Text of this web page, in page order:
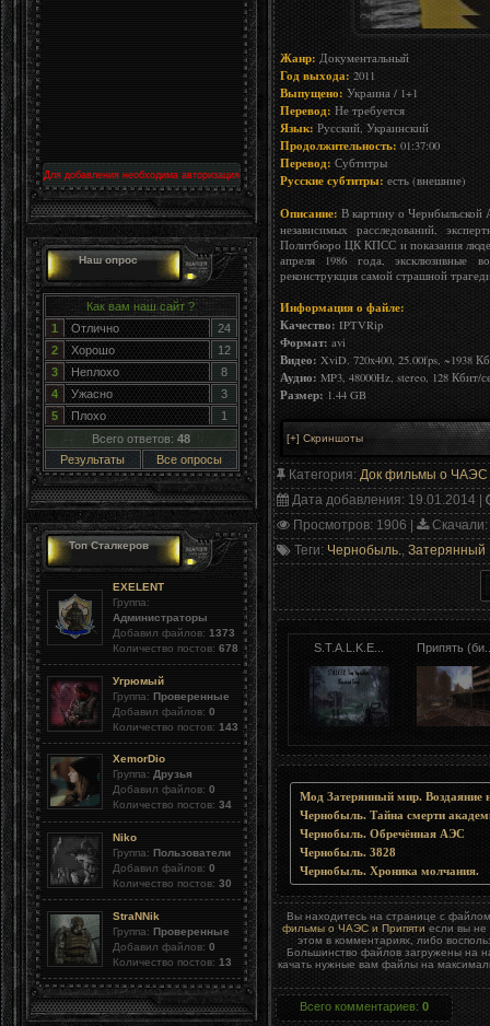
Для добавления необходима авторизация
Наш опрос
Как вам наш сайт ?
1
Отлично
24
2
Хорошо
12
3
Неплохо
8
4
Ужасно
3
5
Плохо
1
Всего ответов: 48
Результаты
Все опросы
Топ Сталкеров
EXELENT
Группа:
Администраторы
Добавил файлов: 1373
Количество постов: 678
Угрюмый
Группа: Проверенные
Добавил файлов: 0
Количество постов: 143
XemorDio
Группа: Друзья
Добавил файлов: 0
Количество постов: 34
Niko
Группа: Пользователи
Добавил файлов: 0
Количество постов: 30
StraNNik
Группа: Проверенные
Добавил файлов: 0
Количество постов: 13
Жанр: Документальный
Год выхода: 2011
Выпущено: Украина / 1+1
Перевод: Не требуется
Язык: Русский, Украинский
Продолжительность: 01:37:00
Перевод: Субтитры
Русские субтитры: есть (внешние)
Описание:В картину о
независимых расследований,
Политбюро ЦК КПСС и показания
апреля 1986 года, эксклюзивные
реконструкция самой страшной
Информация о файле:
Качество: IPTVRip
Формат: avi
Видео: XviD. 720x400, 25.00fps, ~1938
Аудио: MP3, 48000Hz, stereo, 128 Кбит/
Размер: 1.44 GB
Категория: Док фильмы о ЧАЭС
Дата добавления: 19.01.2014 |
Просмотров: 1906 | Скачали
Теги: Чернобыль. Затерянный
S.T.A.L.K.E... Припять
Мод Затерянный мир. Воздаяние
Чернобыль. Тайна смерти
Чернобыль. Обречённая АЭС
Чернобыль. 3828
Чернобыль. Хроника молчания.
Вы находитесь на странице с
фильмы о ЧАЭС и Припяти если вы не
этом в комментариях, либо
Большинство файлов загружены на
качать нужные вам файлы на
Всего комментариев: 0